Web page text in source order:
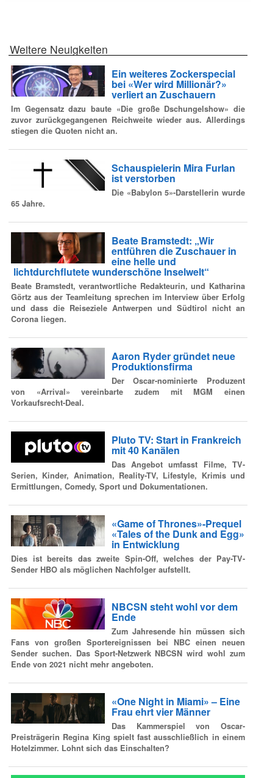
Weitere Neuigkeiten
Ein weiteres Zockerspecial
bei «Wer wird Millionär?»
verliert an Zuschauern
Im Gegensatz dazu baute «Die große Dschungelshow» die
zuvor zurückgegangenen Reichweite wieder aus. Allerdings
stiegen die Quoten nicht an.
Schauspielerin Mira Furlan
ist verstorben
Die «Babylon 5»-Darstellerin wurde
65 Jahre.
Beate Bramstedt: „Wir
entführen die Zuschauer in
eine helle und
lichtdurchflutete wunderschöne Inselwelt“
Beate Bramstedt, verantwortliche Redakteurin, und Katharina
Görtz aus der Teamleitung sprechen im Interview über Erfolg
und dass die Reiseziele Antwerpen und Südtirol nicht an
Corona liegen.
Aaron Ryder gründet neue
Produktionsfirma
Der Oscar-nominierte Produzent
von «Arrival» vereinbarte zudem mit MGM einen
Vorkaufsrecht-Deal.
Pluto TV: Start in Frankreich
mit 40 Kanälen
Das Angebot umfasst Filme, TV-
Serien, Kinder, Animation, Reality-TV, Lifestyle, Krimis und
Ermittlungen, Comedy, Sport und Dokumentationen.
«Game of Thrones»-Prequel
«Tales of the Dunk and Egg»
in Entwicklung
Dies ist bereits das zweite Spin-Off, welches der Pay-TV-
Sender HBO als möglichen Nachfolger aufstellt.
NBCSN steht wohl vor dem
Ende
Zum Jahresende hin müssen sich
Fans von großen Sportereignissen bei NBC einen neuen
Sender suchen. Das Sport-Netzwerk NBCSN wird wohl zum
Ende von 2021 nicht mehr angeboten.
«One Night in Miami» – Eine
Frau ehrt vier Männer
Das Kammerspiel von Oscar-
Preisträgerin Regina King spielt fast ausschließlich in einem
Hotelzimmer. Lohnt sich das Einschalten?